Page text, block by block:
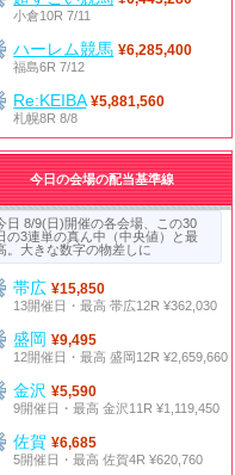
小倉10R 7/11
ハーレム競馬 ¥6,285,400
福島6R 7/12
Re:KEIBA ¥5,881,560
札幌8R 8/8
今日の会場の配当基準線
日 8/9(日)開催の各会場、この30
の3連単の真ん中（中央値）と最
。大きな数字の物差しに
帯広¥15,850
13開催日・最高 帯広12R ¥362,030
盛岡¥9,495
12開催日・最高 盛岡12R ¥2,659,660
金沢¥5,590
9開催日・最高 金沢11R ¥1,119,450
佐賀¥6,685
5開催日・最高 佐賀4R ¥620,760